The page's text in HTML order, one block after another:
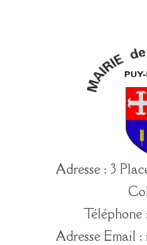
Adresse : 3
Téléphone :
Adresse Email :